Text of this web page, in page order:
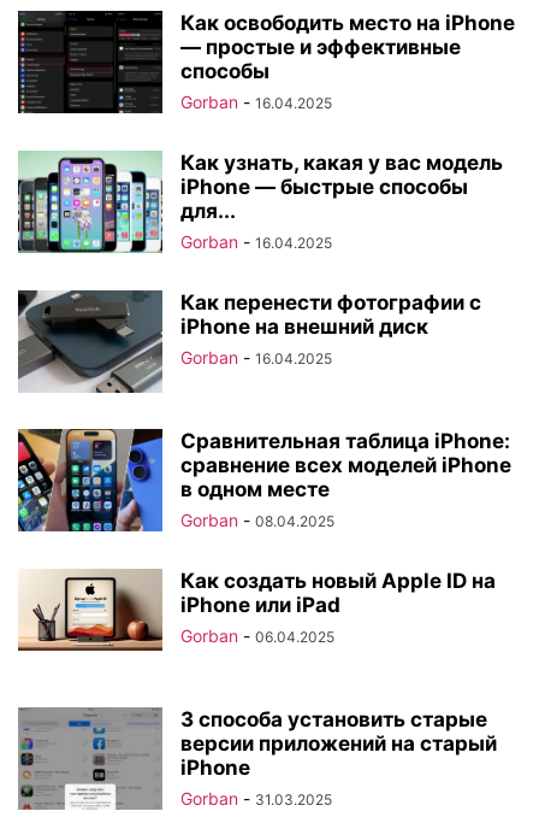
Как освободить место на iPhone
— простые и эффективные
способы
Gorban - 16.04.2025
Как узнать, какая у вас модель
iPhone — быстрые способы
для...
Gorban - 16.04.2025
Как перенести фотографии с
iPhone на внешний диск
Gorban - 16.04.2025
Сравнительная таблица iPhone:
сравнение всех моделей iPhone
в одном месте
Gorban - 08.04.2025
Как создать новый Apple ID на
iPhone или iPad
Gorban - 06.04.2025
3 способа установить старые
версии приложений на старый
iPhone
Gorban - 31.03.2025